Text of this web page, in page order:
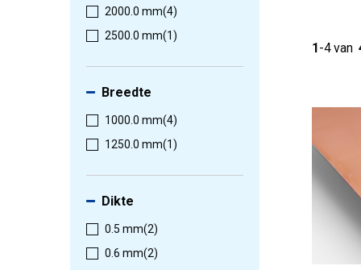
2000.0 mm(4)
2500.0 mm(1)
Breedte
1000.0 mm(4)
1250.0 mm(1)
Dikte
0.5 mm(2)
0.6 mm(2)
1 -4van